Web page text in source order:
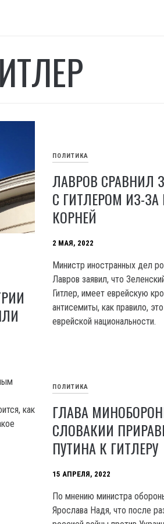
как
ПОЛИТИКА
ЛАВРОВ СРАВНИЛ
С ГИТЛЕРОМ ИЗ-ЗА
КОРНЕЙ
2 МАЯ, 2022
Министр иностранных дел
Лавров заявил, что
Гитлер, имеет еврейскую
антисемиты, как правило,
еврейской национальности.
ПОЛИТИКА
ГЛАВА
СЛОВАКИИ
ПУТИНА К ГИТЛЕРУ
15 АПРЕЛЯ, 2022
По мнению министра
Ярослава Надя, что после